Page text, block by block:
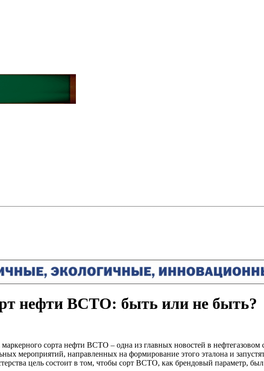
нефти ВСТО: быть или не быть?
сорта нефти ВСТО – одна из главных новостей в
мероприятий, направленных на формирование этого эталона и
цель состоит в том, чтобы сорт ВСТО, как брендовый параметр,